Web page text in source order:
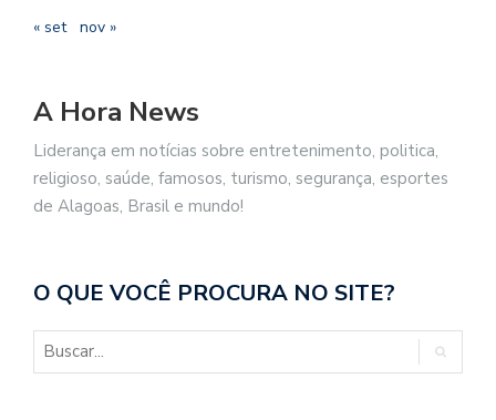
« set nov »
A Hora News
Liderança em notícias sobre entretenimento, politica,
religioso, saúde, famosos, turismo, segurança, esportes
de Alagoas, Brasil e mundo!
O QUE VOCÊ PROCURA NO SITE?